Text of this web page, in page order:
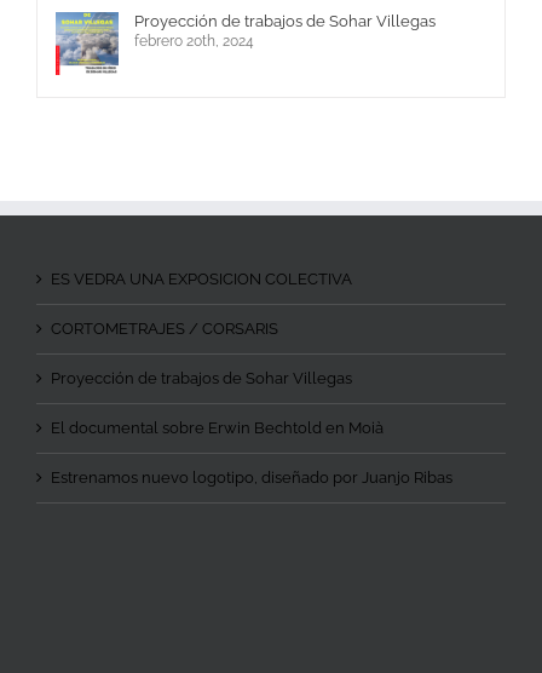
Proyección de trabajos de Sohar Villegas
febrero 20th, 2024
ES VEDRA UNA EXPOSICION COLECTIVA
CORTOMETRAJES / CORSARIS
Proyección de trabajos de Sohar Villegas
El documental sobre Erwin Bechtold en Moià
Estrenamos nuevo logotipo, diseñado por Juanjo Ribas